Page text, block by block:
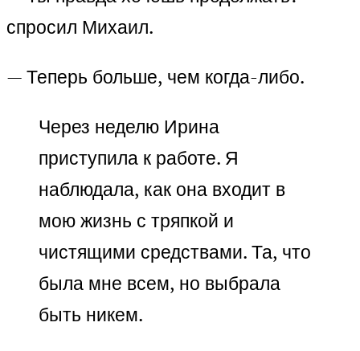
спросил Михаил.
— Теперь больше, чем когда-либо.
Через неделю Ирина
приступила к работе. Я
наблюдала, как она входит в
мою жизнь с тряпкой и
чистящими средствами. Та, что
была мне всем, но выбрала
быть никем.